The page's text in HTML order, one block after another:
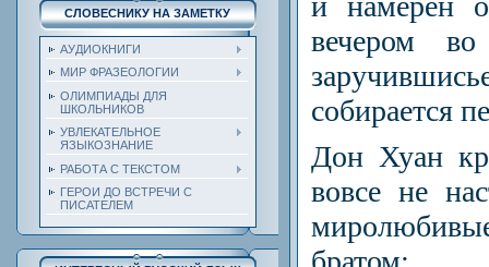
СЛОВЕСНИКУ НА ЗАМЕТКУ
АУДИОКНИГИ
МИР ФРАЗЕОЛОГИИ
ОЛИМПИАДЫ ДЛЯ
ШКОЛЬНИКОВ
УВЛЕКАТЕЛЬНОЕ
ЯЗЫКОЗНАНИЕ
РАБОТА С ТЕКСТОМ
ГЕРОИ ДО ВСТРЕЧИ С
ПИСАТЕЛЕМ
вечером
собирается
Дон Хуан
вовсе не